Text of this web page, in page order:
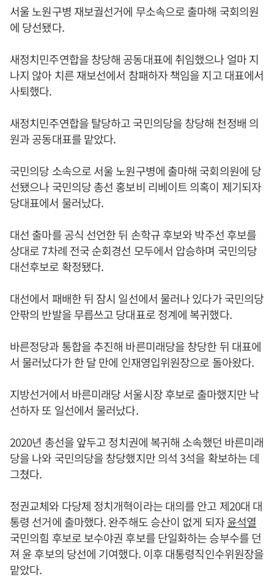
서울 노원구병 재보궐선거에 무소속으로 출마해 국회의원
에 당선됐다.
새정치민주연합을 창당해 공동대표에 취임했으나 얼마 지
나지 않아 치른 재보선에서 참패하자 책임을 지고 대표에서
사퇴했다.
새정치민주연합을 탈당하고 국민의당을 창당해 천정배 의
원과 공동대표를 맡았다.
국민의당 소속으로 서울 노원구병에 출마해 국회의원에 당
선됐으나 국민의당 총선 홍보비 리베이트 의혹이 제기되자
당대표에서 물러났다.
대선 출마를 공식 선언한 뒤 손학규 후보와 박주선 후보를
상대로 7차례 전국 순회경선 모두에서 압승하며 국민의당
대선후보로 확정됐다.
대선에서 패배한 뒤 잠시 일선에서 물러나 있다가 국민의당
안팎의 반발을 무릅쓰고 당대표로 정계에 복귀했다.
바른정당과 통합을 추진해 바른미래당을 창당한 뒤 대표에
서 물러났다가 한 달 만에 인재영입위원장으로 돌아왔다.
지방선거에서 바른미래당 서울시장 후보로 출마했지만 낙
선하자 또 일선에서 물러났다.
2020년 총선을 앞두고 정치권에 복귀해 소속했던 바른미래
당을 나와 국민의당을 창당했지만 의석 3석을 확보하는 데
그쳤다.
정권교체와 다당제 정치개혁이라는 대의를 안고 제20대 대
통령 선거에 출마했다. 완주해도 승산이 없게 되자윤석열
국민의힘 후보로 보수야권 후보를 단일화하는 승부수를 던
져 윤 후보의 당선에 기여했다. 이후 대통령직인수위원장을
맡았다.